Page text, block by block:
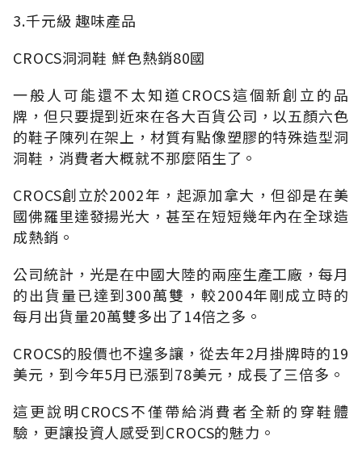
3.千元級 趣味產品
CROCS洞洞鞋 鮮色熱銷80國
一般人可能還不太知道CROCS這個新創立的品
牌，但只要提到近來在各大百貨公司，以五顏六色
的鞋子陳列在架上，材質有點像塑膠的特殊造型洞
洞鞋，消費者大概就不那麼陌生了。
CROCS創立於2002年，起源加拿大，但卻是在美
國佛羅里達發揚光大，甚至在短短幾年內在全球造
成熱銷。
公司統計，光是在中國大陸的兩座生產工廠，每月
的出貨量已達到300萬雙，較2004年剛成立時的
每月出貨量20萬雙多出了14倍之多。
CROCS的股價也不遑多讓，從去年2月掛牌時的19
美元，到今年5月已漲到78美元，成長了三倍多。
這更說明CROCS不僅帶給消費者全新的穿鞋體
驗，更讓投資人感受到CROCS的魅力。